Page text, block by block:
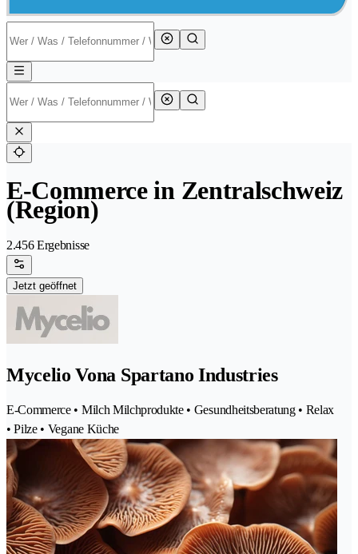
E-Commerce in Zentralschweiz
(Region)
2.456 Ergebnisse
Jetzt geöffnet
Mycelio Vona Spartano Industries
E-Commerce • Milch Milchprodukte • Gesundheitsberatung • Relax
• Pilze • Vegane Küche